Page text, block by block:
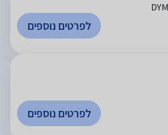
לפרטים נוספים
לפרטים נוספים